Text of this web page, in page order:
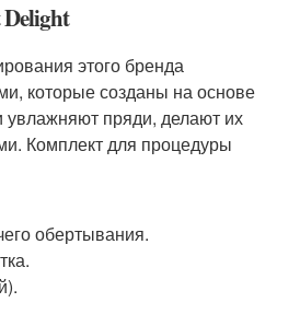
этого бренда
которые созданы на основе
пряди, делают их
Комплект для процедуры
обертывания.